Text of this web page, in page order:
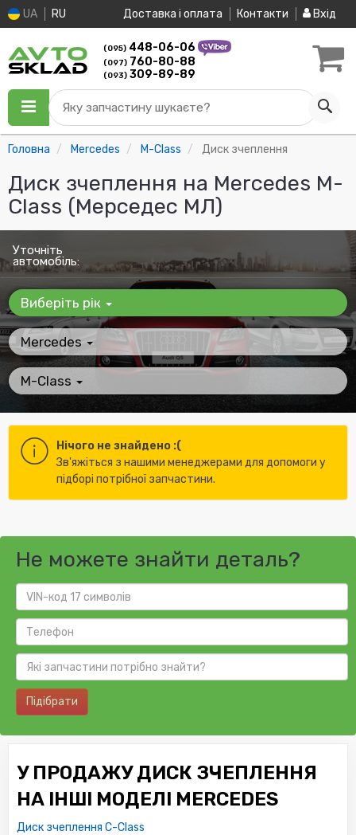
UA RU Доставка і оплата Контакти Вхід
(095) 448-06-06
(097) 760-80-88
(093) 309-89-89
Яку запчастину шукаєте?
Головна Mercedes M-Class Диск зчеплення
Диск зчеплення на Mercedes M-
Class (Мерседес МЛ)
Уточніть
автомобіль:
Виберіть рік
Mercedes
M-Class
Нічого не знайдено :(
Зв'яжіться з нашими менеджерами для допомоги у
підборі потрібної запчастини.
Не можете знайти деталь?
Підібрати
У ПРОДАЖУ ДИСК ЗЧЕПЛЕННЯ
НА ІНШІ МОДЕЛІ MERCEDES
Диск зчеплення C-Class